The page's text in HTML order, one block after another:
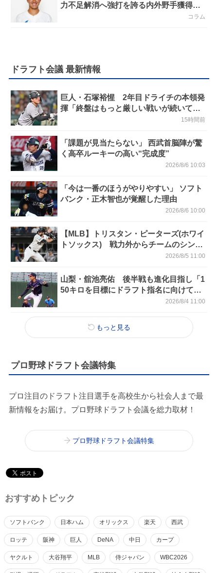
力不足解消へ強打を誇る内外野手獲得は
コラム
ドラフト会議 最新情報
巨人・石塚裕惺 2年目ドライチの本領発
揮「終盤はもっと厳しい戦いが続いてい
く。チームの力になれるように」／後半
15時間前
「課題が見当たらない」 西武首脳陣が驚
く高卒ルーキーの高い“完成度”
2026/8/6 10:03
「今は一番のほうがやりやすい」 ソフト
バンク・正木智也が覚醒した理由
2026/8/6 10:00
【MLB】トリスタン・ピーターズ(ホワイ
トソックス) 戦力外からチームのシンボ
ルに 村上らとともに快進撃の中心へ
2026/8/5 11:00
山梨・舘池亮佑 後半戦も進化目指し「1
50キロを目標にドラフト指名に向けて頑
2026/8/4 11:00
もっと見る
プロ野球ドラフト会議特集
プロ注目のドラフト注目選手を高校生から社会人まで最
新情報をお届け。プロ野球ドラフト会議を総力取材！
プロ野球ドラフト会議特集
おすすめトピック
ソフトバンク 日本ハム オリックス 楽天 西武
ロッテ 阪神 巨人 DeNA 中日 カープ
ヤクルト 大谷翔平 MLB 侍ジャパン WBC2026